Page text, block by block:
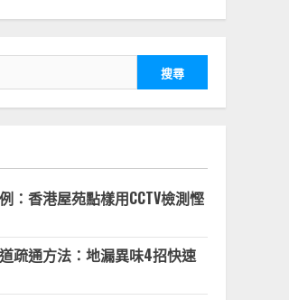
：香港屋苑點樣用CCTV檢測慳
疏通方法：地漏異味4招快速